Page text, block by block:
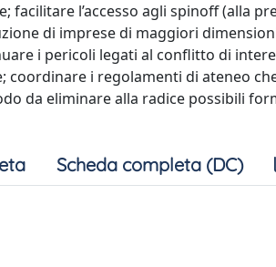
l’accesso agli spinoff (alla
di imprese di maggiori
i pericoli legati al conflitto di
i regolamenti di ateneo
da eliminare alla radice possibili
Scheda completa (DC)